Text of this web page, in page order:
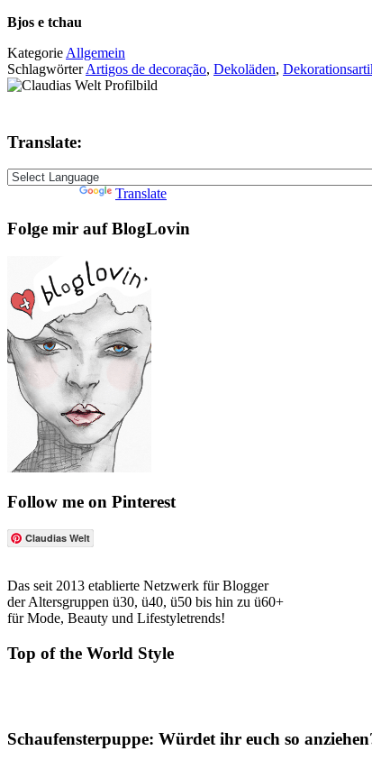
Bjos e tchau
Kategorie Allgemein
SchlagwörterArtigos de decoração, Dekoläden,
Translate:
Translate
Folge mir auf BlogLovin
Follow me on Pinterest
Claudias Welt
Das seit 2013 etablierte Netzwerk für Blogger
der Altersgruppen ü30, ü40, ü50 bis hin zu ü60+
für Mode, Beauty und Lifestyletrends!
Top of the World Style
Schaufensterpuppe: Würdet ihr euch so